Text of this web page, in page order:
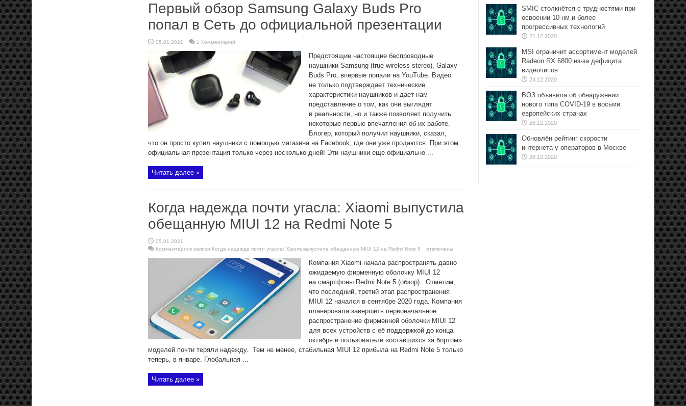
Первый обзор Samsung Galaxy Buds Pro
попал в Сеть до официальной презентации
05.01.2021 1 Комментарий
Предстоящие настоящие беспроводные
наушники Samsung (true wireless stereo), Galaxy
Buds Pro, впервые попали на YouTube. Видео
не только подтверждает технические
характеристики наушников и дает нам
представление о том, как они выглядят
в реальности, но и также позволяет получить
некоторые первые впечатления об их работе.
Блогер, который получил наушники, сказал,
что он просто купил наушники с помощью магазина на Facebook, где они уже продаются. При этом
официальная презентация только через несколько дней! Эти наушники еще официально ...
Читать далее »
Когда надежда почти угасла: Xiaomi выпустила
обещанную MIUI 12 на Redmi Note 5
05.01.2021
Комментариик записи Когда надежда почти угасла: Xiaomi выпустила обещанную MIUI 12 на Redmi Note 5 отключены
Компания Xiaomi начала распространять давно
ожидаемую фирменную оболочку MIUI 12
на смартфоны Redmi Note 5 (обзор). Отметим,
что последний, третий этап распространения
MIUI 12 начался в сентябре 2020 года. Компания
планировала завершить первоначальное
распространение фирменной оболочки MIUI 12
для всех устройств с её поддержкой до конца
октября и пользователи «оставшихся за бортом»
моделей почти теряли надежду. Тем не менее, стабильная MIUI 12 прибыла на Redmi Note 5 только
теперь, в январе. Глобальная ...
Читать далее »
SMIC столкнётся с трудностями при
освоении 10-нм и более
прогрессивных технологий
21.12.2020
MSI ограничит ассортимент моделей
Radeon RX 6800 из-за дефицита
видеочипов
24.12.2020
ВОЗ объявила об обнаружении
нового типа COVID-19 в восьми
европейских странах
26.12.2020
Обновлён рейтинг скорости
интернета у операторов в Москве
28.12.2020